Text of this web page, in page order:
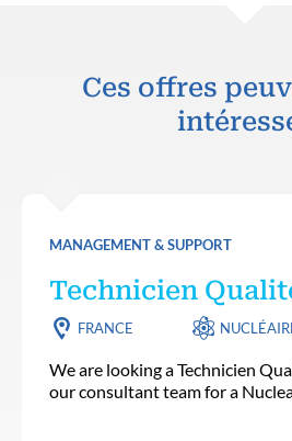
Ces offres
MANAGEMENT & SUPPORT
Technicien
FRANCE
We are looking a Technicien
our consultant team for a